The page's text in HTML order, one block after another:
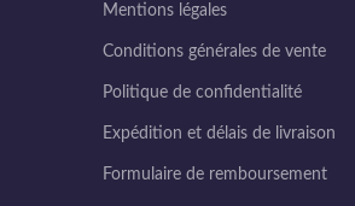
Mentions légales
Conditions générales de vente
Politique de confidentialité
Expédition et délais de livraison
Formulaire de remboursement